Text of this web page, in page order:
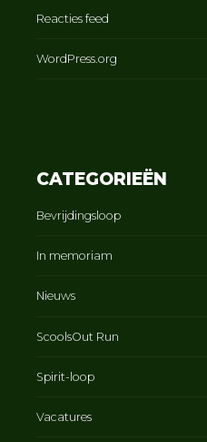
Reacties feed
WordPress.org
CATEGORIEËN
Bevrijdingsloop
In memoriam
Nieuws
ScoolsOut Run
Spirit-loop
Vacatures